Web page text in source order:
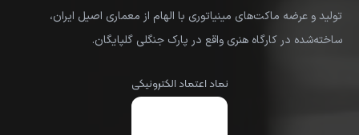
تولید و عرضه ماکت‌های مینیاتوری با الهام از معماری اصیل ایران،
ساخته‌شده در کارگاه هنری واقع در پارک جنگلی گلپایگان.
نماد اعتماد الکترونیکی